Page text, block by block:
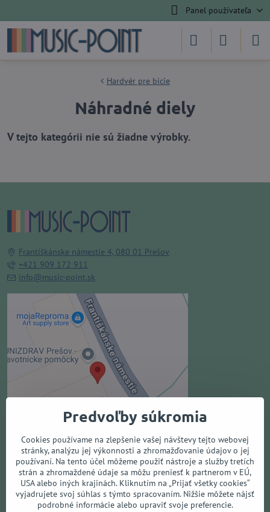
Panel používateľa
Hardvér pre bicie
Náhradné diely
Františkánske námestie 4, 080 01 Prešov
+421 909 172 911
info@music-point.sk
Externý obsah je blokovaný
Voľbami súkromia
Prajete si načítať externý obsah?
Povoliť tentokrát
Povoliť a zapamätať - súhlas s
Otvoriť obsah v novom okne
Predvoľby súkromia
Cookies používame na zlepšenie vašej návštevy tejto webovej
stránky, analýzu jej výkonnosti a zhromažďovanie údajov o jej
používaní. Na tento účel môžeme použiť nástroje a služby tretích
strán a zhromaždené údaje sa môžu preniesť k partnerom v EÚ,
USA alebo iných krajinách. Kliknutím na „Prijať všetky cookies“
vyjadrujete svoj súhlas s týmto spracovaním. Nižšie môžete nájsť
podrobné informácie alebo upraviť svoje preferencie.